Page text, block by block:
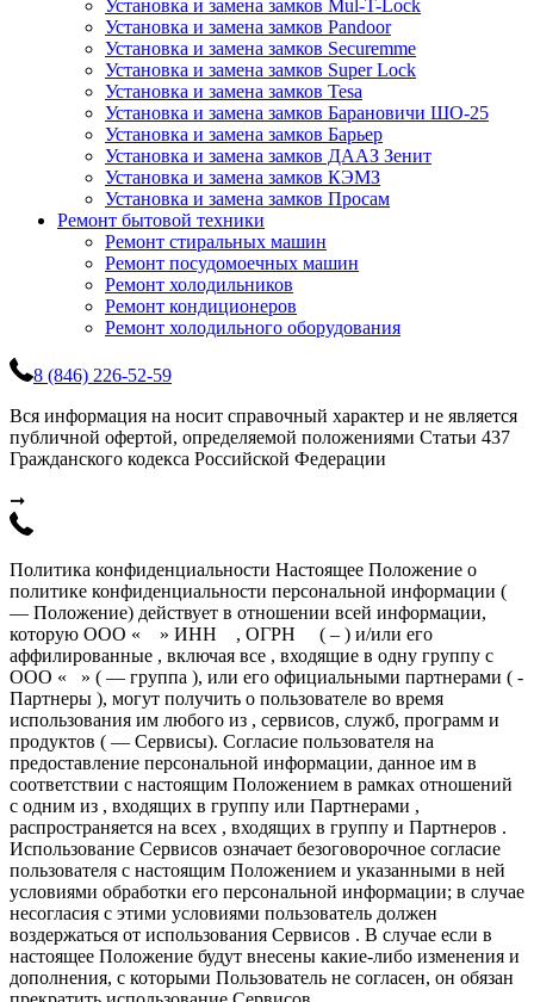
Установка и замена замков Mul-T-Lock
Установка и замена замков Pandoor
Установка и замена замков Securemme
Установка и замена замков Super Lock
Установка и замена замков Tesa
Установка и замена замков Барановичи ШО-25
Установка и замена замков Барьер
Установка и замена замков ДААЗ Зенит
Установка и замена замков КЭМЗ
Установка и замена замков Просам
Ремонт бытовой техники
Ремонт стиральных машин
Ремонт посудомоечных машин
Ремонт холодильников
Ремонт кондиционеров
Ремонт холодильного оборудования
8 (846) 226-52-59
Вся информация на носит справочный характер и не является
публичной офертой, определяемой положениями Статьи 437
Гражданского кодекса Российской Федерации
➞
Политика конфиденциальности Настоящее Положение о
политике конфиденциальности персональной информации (
— Положение) действует в отношении всей информации,
которую ООО « » ИНН , ОГРН ( – ) и/или его
аффилированные , включая все , входящие в одну группу с
ООО « » ( — группа ), или его официальными партнерами ( -
Партнеры ), могут получить о пользователе во время
использования им любого из , сервисов, служб, программ и
продуктов ( — Сервисы). Согласие пользователя на
предоставление персональной информации, данное им в
соответствии с настоящим Положением в рамках отношений
с одним из , входящих в группу или Партнерами ,
распространяется на всех , входящих в группу и Партнеров .
Использование Сервисов означает безоговорочное согласие
пользователя с настоящим Положением и указанными в ней
условиями обработки его персональной информации; в случае
несогласия с этими условиями пользователь должен
воздержаться от использования Сервисов . В случае если в
настоящее Положение будут внесены какие-либо изменения и
дополнения, с которыми Пользователь не согласен, он обязан